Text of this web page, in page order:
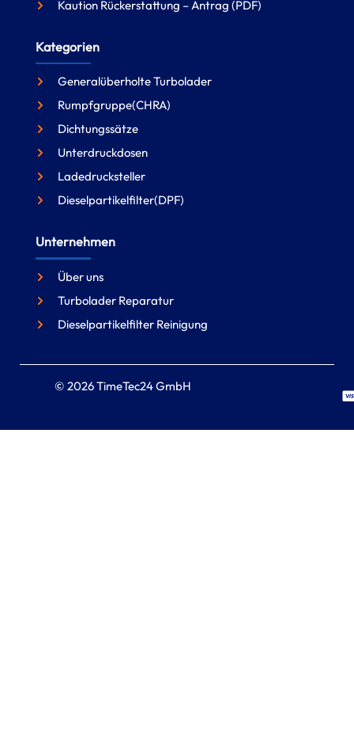
Kaution Rückerstattung – Antrag (PDF)
Kategorien
Generalüberholte Turbolader
Rumpfgruppe(CHRA)
Dichtungssätze
Unterdruckdosen
Ladedrucksteller
Dieselpartikelfilter(DPF)
Unternehmen
Über uns
Turbolader Reparatur
Dieselpartikelfilter Reinigung
© 2026 TimeTec24 GmbH